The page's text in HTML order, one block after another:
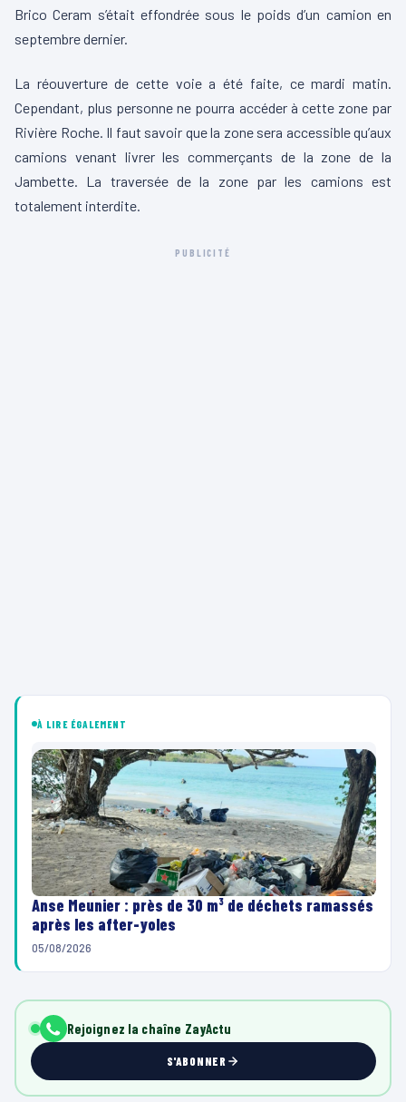
Brico Ceram s’était effondrée sous le poids d’un camion en
septembre dernier.
La réouverture de cette voie a été faite, ce mardi matin.
Cependant, plus personne ne pourra accéder à cette zone par
Rivière Roche. Il faut savoir que la zone sera accessible qu’aux
camions venant livrer les commerçants de la zone de la
Jambette. La traversée de la zone par les camions est
totalement interdite.
PUBLICITÉ
À LIRE ÉGALEMENT
Anse Meunier : près de 30 m³ de déchets ramassés
après les after-yoles
05/08/2026
Rejoignez la chaîne ZayActu
S'ABONNER